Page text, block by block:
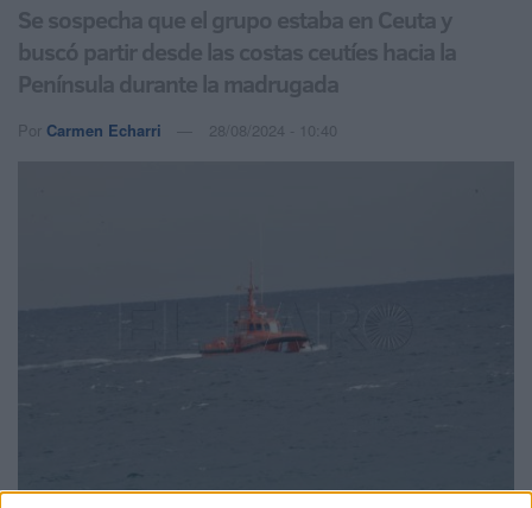
Se sospecha que el grupo estaba en Ceuta y
buscó partir desde las costas ceutíes hacia la
Península durante la madrugada
Por Carmen Echarri 28/08/2024 - 10:40